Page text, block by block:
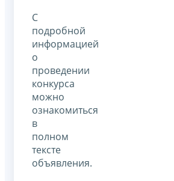
С
подробной
информацией
о
проведении
конкурса
можно
ознакомиться
в
полном
тексте
объявления.